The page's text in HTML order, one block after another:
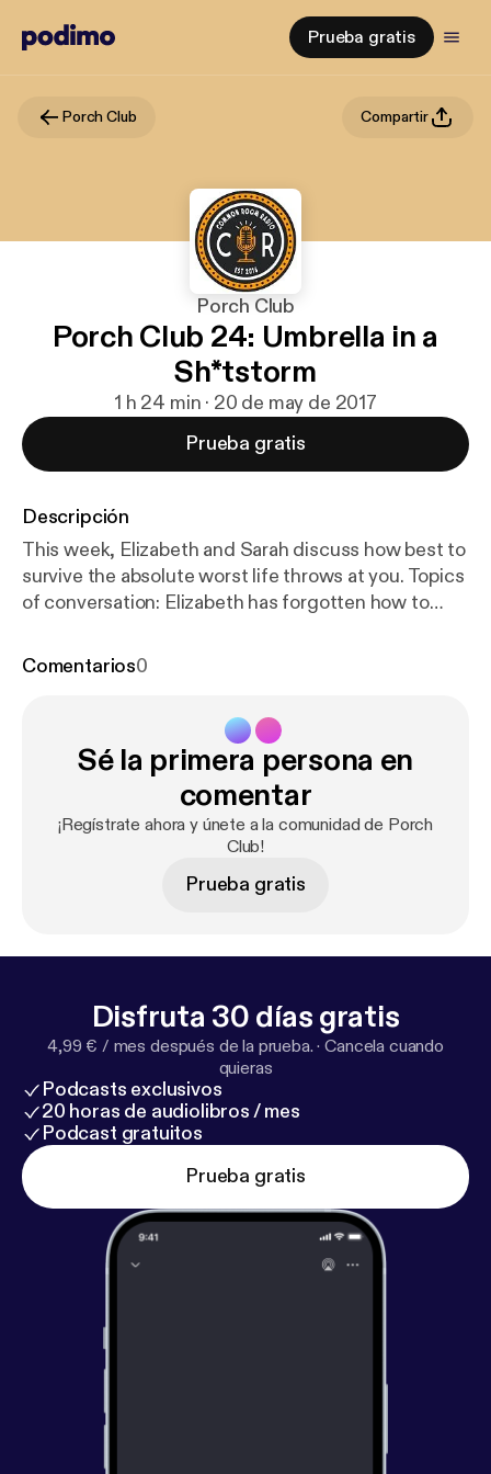
Prueba gratis
Porch Club Compartir
Porch Club
Porch Club 24: Umbrella in a
Sh*tstorm
1 h 24 min · 20 de may de 2017
Prueba gratis
Descripción
This week, Elizabeth and Sarah discuss how best to
survive the absolute worst life throws at you. Topics
of conversation: Elizabeth has forgotten how to
makes a moniker mistake, strowborry body botter,
Woodward [ http://joshwoodward.com]
Comentarios0
Sé la primera persona en
comentar
¡Regístrate ahora y únete a la comunidad de Porch
Club!
Prueba gratis
Disfruta 30 días gratis
4,99 € / mes después de la prueba. ·Cancela cuando
quieras
Podcasts exclusivos
20 horas de audiolibros / mes
Podcast gratuitos
Prueba gratis